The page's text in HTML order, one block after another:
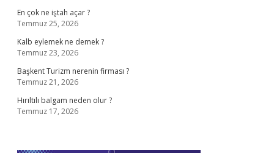
En çok ne iştah açar ?
Temmuz 25, 2026
Kalb eylemek ne demek ?
Temmuz 23, 2026
Başkent Turizm nerenin firması ?
Temmuz 21, 2026
Hırıltılı balgam neden olur ?
Temmuz 17, 2026